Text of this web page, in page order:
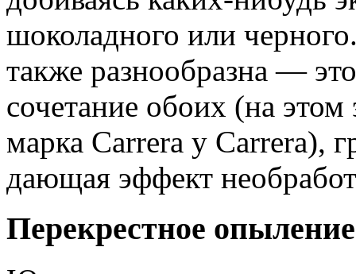
шоколадного или
также разнообразна —
сочетание обоих (на этом
марка Carrera у Carrera),
дающая эффект
Перекрестное опыление